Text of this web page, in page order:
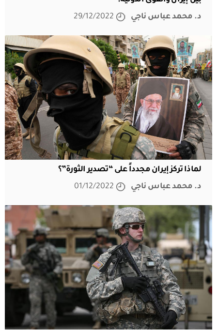
د. محمد عباس ناجي
29/12/2022
لماذا تركز إيران مجدداً على “تصدير الثورة”؟
د. محمد عباس ناجي
01/12/2022